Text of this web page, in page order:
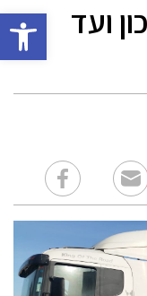
פתח
ועד